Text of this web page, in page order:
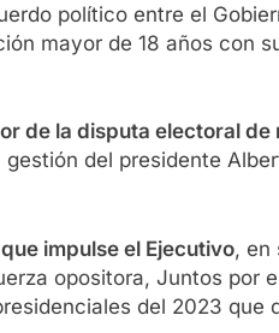
político entre el
mayor de 18 años con
de la disputa electoral
del presidente
impulse el Ejecutivo, en
opositora, Juntos por
del 2023 que